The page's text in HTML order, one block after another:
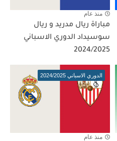
منذ عام
مباراة ريال مدريد و ريال
سوسيداد الدوري الاسباني
2024/2025
الدوري الاسباني 2024/2025
منذ عام